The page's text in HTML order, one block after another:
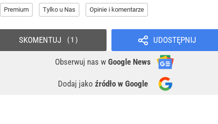
Premium Tylko u Nas Opinie i komentarze
UDOSTĘPNIJ
Obserwuj nas w Google News
Dodaj jako źródło w Google
SKOMENTUJ 1